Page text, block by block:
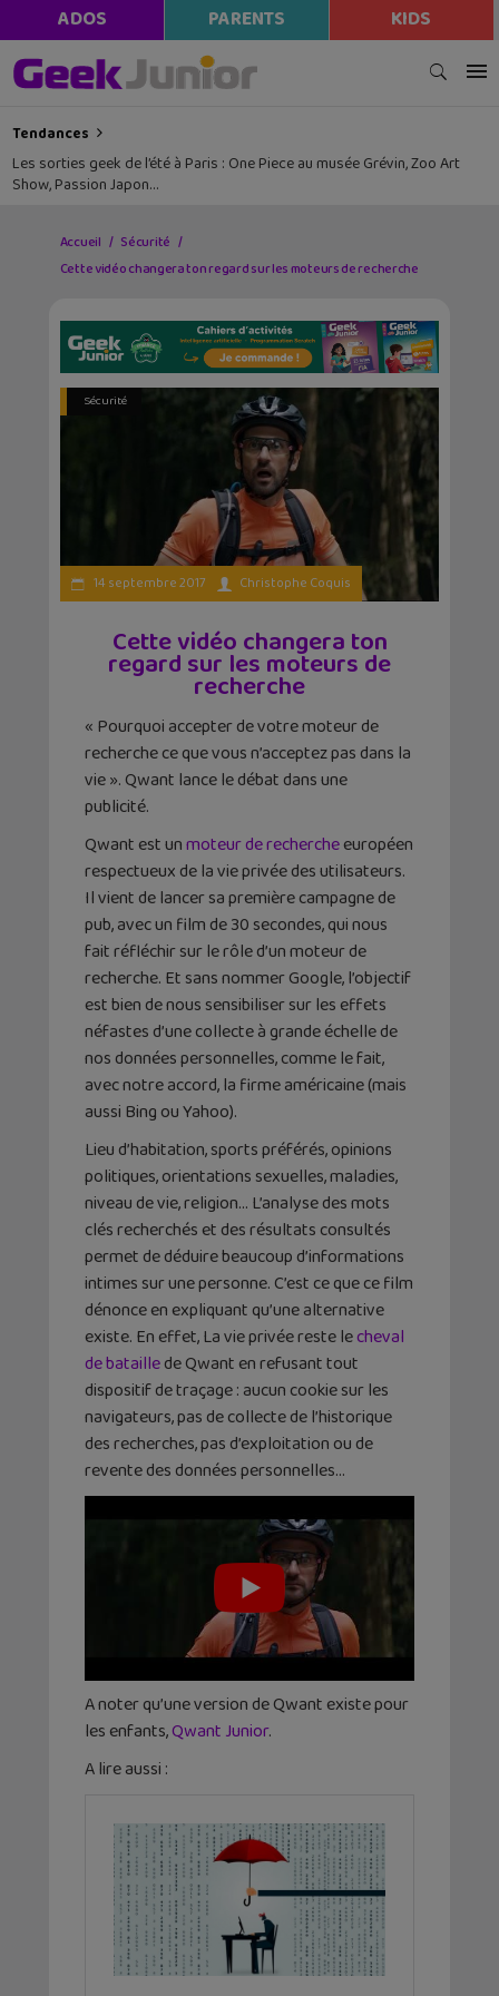
ADOS PARENTS KIDS
Tendances
Les sorties geek de l’été à Paris : One Piece au musée Grévin, Zoo Art
Show, Passion Japon…
Accueil
Sécurité
Cette vidéo changera ton regard sur les moteurs de recherche
Sécurité
14 septembre 2017 Christophe Coquis
Cette vidéo changera ton
regard sur les moteurs de
recherche
« Pourquoi accepter de votre moteur de
recherche ce que vous n’acceptez pas dans la
vie ». Qwant lance le débat dans une
publicité.
Qwant est unmoteur de rechercheeuropéen
respectueux de la vie privée des utilisateurs.
Il vient de lancer sa première campagne de
pub, avec un film de 30 secondes, qui nous
fait réfléchir sur le rôle d’un moteur de
recherche. Et sans nommer Google, l’objectif
est bien de nous sensibiliser sur les effets
néfastes d’une collecte à grande échelle de
nos données personnelles, comme le fait,
avec notre accord, la firme américaine (mais
aussi Bing ou Yahoo).
Lieu d’habitation, sports préférés, opinions
politiques, orientations sexuelles, maladies,
niveau de vie, religion… L’analyse des mots
clés recherchés et des résultats consultés
permet de déduire beaucoup d’informations
intimes sur une personne. C’est ce que ce film
dénonce en expliquant qu’une alternative
existe. En effet, La vie privée reste lecheval
de bataillede Qwant en refusant tout
dispositif de traçage : aucun cookie sur les
navigateurs, pas de collecte de l’historique
des recherches, pas d’exploitation ou de
revente des données personnelles…
A noter qu’une version de Qwant existe pour
les enfants,Qwant Junior.
A lire aussi :